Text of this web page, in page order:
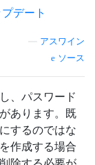
デート
アスワイン
ソース
、パスワード
あります。既
するのではな
作成する場合